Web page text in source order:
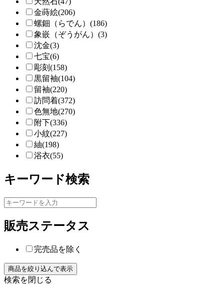
金蒔絵(206)
螺鈿（らでん）(186)
象嵌（ぞうがん）(3)
沈金(3)
七宝(6)
彫刻(158)
黒留袖(104)
留袖(220)
訪問着(372)
色無地(270)
附下(336)
小紋(227)
紬(198)
浴衣(55)
キーワード検索
販売ステータス
完売品を除く
検索を閉じる